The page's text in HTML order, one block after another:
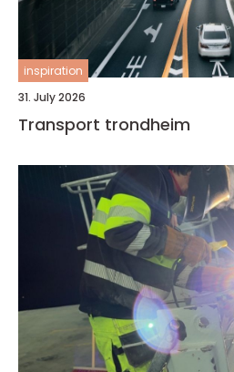
inspiration
31. July 2026
Transport trondheim